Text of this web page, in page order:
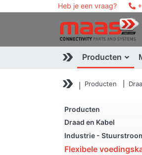
Heb je een vraag?
Producten
Producten
Producten
Draad en Kabel
Industrie -
Flexibele